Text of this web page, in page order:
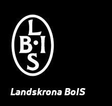
Landskrona BoIS